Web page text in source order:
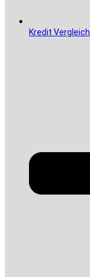
Kredit Vergleich